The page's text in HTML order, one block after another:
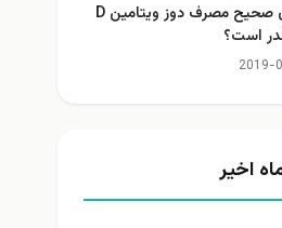
میزان صحیح مصرف دوز ویتامین D
است؟
2019-